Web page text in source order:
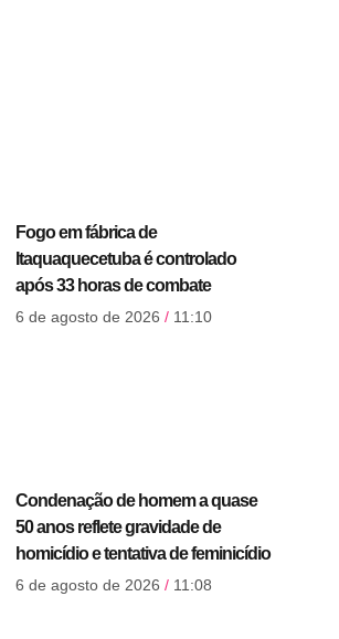
Fogo em fábrica de
Itaquaquecetuba é controlado
após 33 horas de combate
6 de agosto de 2026 11:10
Condenação de homem a quase
50 anos reflete gravidade de
homicídio e tentativa de feminicídio
6 de agosto de 2026 11:08